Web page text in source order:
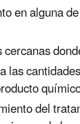
en alguna
las
del